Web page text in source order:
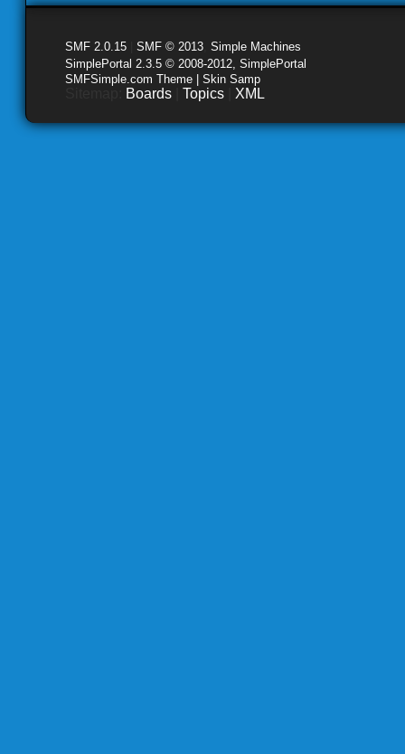
SMF 2.0.15 SMF © 2013 Simple Machines
SimplePortal 2.3.5 © 2008-2012, SimplePortal
SMFSimple.com Theme | Skin Samp
Boards Topics XML